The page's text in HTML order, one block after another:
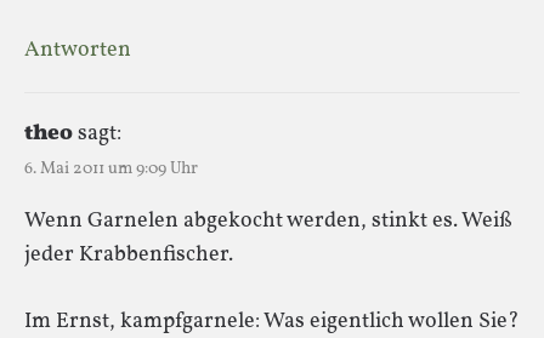
Antworten
theosagt:
6. Mai 2011 um 9:09 Uhr
Wenn Garnelen abgekocht werden, stinkt es. Weiß
jeder Krabbenfischer.
Im Ernst, kampfgarnele: Was eigentlich wollen Sie?